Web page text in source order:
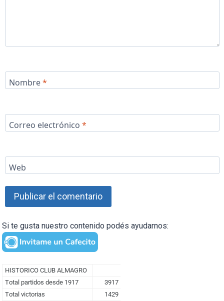
Nombre*
Correo electrónico *
Web
Si te gusta nuestro contenido podés ayudarnos: